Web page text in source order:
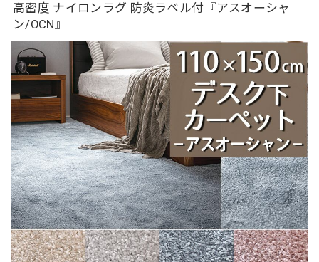
高密度 ナイロンラグ 防炎ラベル付『アスオーシャ
ン/OCN』